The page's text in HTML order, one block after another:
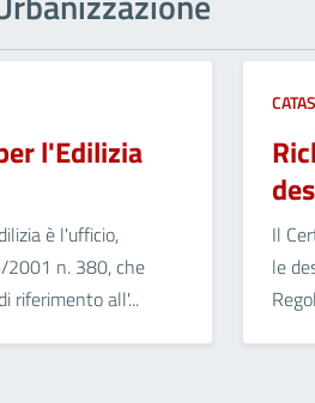
l'Edilizia
è l'ufficio,
2001 n. 380, che
riferimento all'...
Il
le